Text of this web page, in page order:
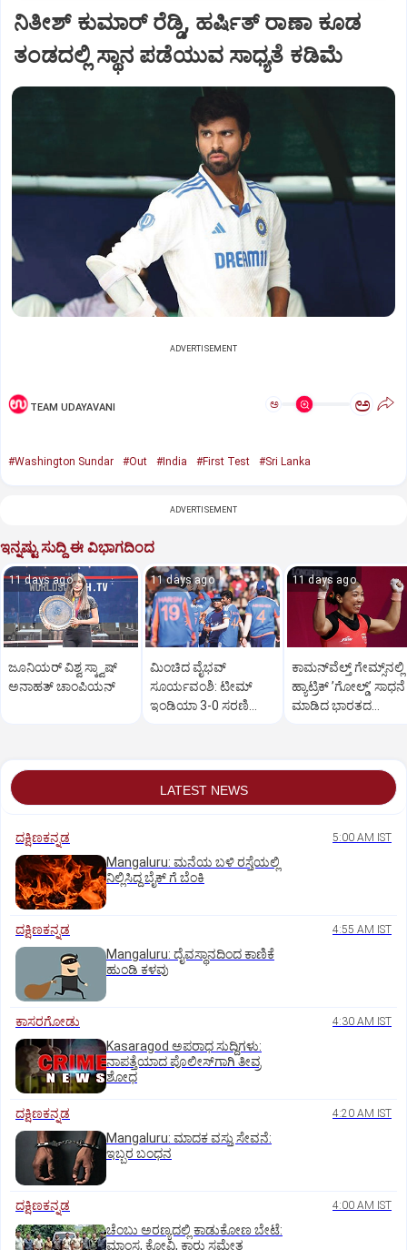
ನಿತೀಶ್ ಕುಮಾರ್ ರೆಡ್ಡಿ, ಹರ್ಷಿತ್ ರಾಣಾ ಕೂಡ
ತಂಡದಲ್ಲಿ ಸ್ಥಾನ ಪಡೆಯುವ ಸಾಧ್ಯತೆ ಕಡಿಮೆ
ADVERTISEMENT
TEAM UDAYAVANI ಅ ಅ
#Washington Sundar #Out #India #First Test #Sri Lanka
ADVERTISEMENT
ಇನ್ನಷ್ಟು ಸುದ್ದಿ ಈ ವಿಭಾಗದಿಂದ
11 days ago
ಜೂನಿಯರ್‌ ವಿಶ್ವ ಸ್ಕ್ವಾಷ್‌
ಅನಾಹತ್‌ ಚಾಂಪಿಯನ್‌
11 days ago
ಮಿಂಚಿದ ವೈಭವ್‌
ಸೂರ್ಯವಂಶಿ: ಟೀಮ್‌
ಇಂಡಿಯಾ 3-0 ಸರಣಿ
11 days ago
ಕಾಮನ್‌ವೆಲ್ತ್ ಗೇಮ್ಸ್‌ನಲ್ಲಿ
ಹ್ಯಾಟ್ರಿಕ್‌ ʼಗೋಲ್ಡ್‌ʼ ಸಾಧನೆ
ಮಾಡಿದ ಭಾರತದ
LATEST NEWS
ದಕ್ಷಿಣಕನ್ನಡ 5:00 AM IST
Mangaluru: ಮನೆಯ ಬಳಿ ರಸ್ತೆಯಲ್ಲಿ
ನಿಲ್ಲಿಸಿದ್ದ ಬೈಕ್ ಗೆ ಬೆಂಕಿ
ದಕ್ಷಿಣಕನ್ನಡ 4:55 AM IST
Mangaluru: ದೈವಸ್ಥಾನದಿಂದ ಕಾಣಿಕೆ
ಹುಂಡಿ ಕಳವು
ಕಾಸರಗೋಡು 4:30 AM IST
Kasaragod ಅಪರಾಧ ಸುದ್ದಿಗಳು:
ನಾಪತ್ತೆಯಾದ ಪೊಲೀಸ್‌ಗಾಗಿ ತೀವ್ರ
ಶೋಧ
ದಕ್ಷಿಣಕನ್ನಡ 4:20 AM IST
Mangaluru: ಮಾದಕ ವಸ್ತು ಸೇವನೆ:
ಇಬ್ಬರ ಬಂಧನ
ದಕ್ಷಿಣಕನ್ನಡ 4:00 AM IST
ಚೆಂಬು ಅರಣ್ಯದಲ್ಲಿ ಕಾಡುಕೋಣ ಬೇಟೆ:
ಮಾಂಸ, ಕೋವಿ, ಕಾರು ಸಮೇತ